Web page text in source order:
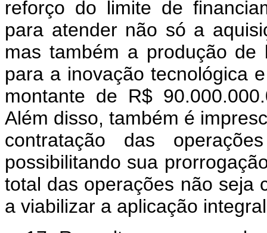
reforço do limite de
para atender não só a
mas também a produção de
para a inovação tecnológica
montante de R$
Além disso, também é
contratação das
possibilitando sua
total das operações não seja
a viabilizar a aplicação